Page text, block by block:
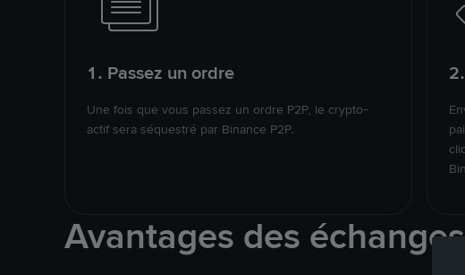
1. Passez un ordre
Une fois que vous passez un ordre P2P, le crypto-
actif sera séquestré par Binance P2P.
Avantages des